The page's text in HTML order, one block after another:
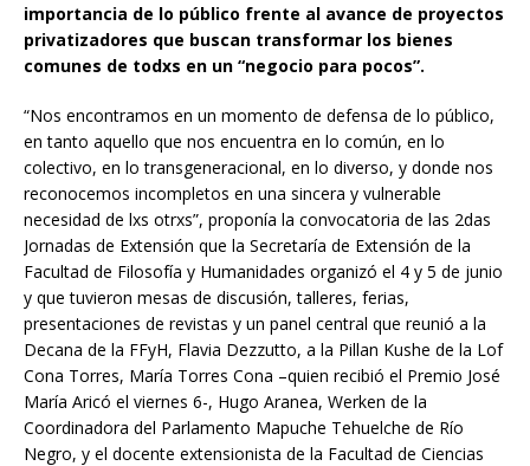
importancia de lo público frente al avance de proyectos
privatizadores que buscan transformar los bienes
comunes de todxs en un “negocio para pocos”.
“Nos encontramos en un momento de defensa de lo público,
en tanto aquello que nos encuentra en lo común, en lo
colectivo, en lo transgeneracional, en lo diverso, y donde nos
reconocemos incompletos en una sincera y vulnerable
necesidad de lxs otrxs”, proponía la convocatoria de las 2das
Jornadas de Extensión que la Secretaría de Extensión de la
Facultad de Filosofía y Humanidades organizó el 4 y 5 de junio
y que tuvieron mesas de discusión, talleres, ferias,
presentaciones de revistas y un panel central que reunió a la
Decana de la FFyH, Flavia Dezzutto, a la Pillan Kushe de la Lof
Cona Torres, María Torres Cona –quien recibió el Premio José
María Aricó el viernes 6-, Hugo Aranea, Werken de la
Coordinadora del Parlamento Mapuche Tehuelche de Río
Negro, y el docente extensionista de la Facultad de Ciencias